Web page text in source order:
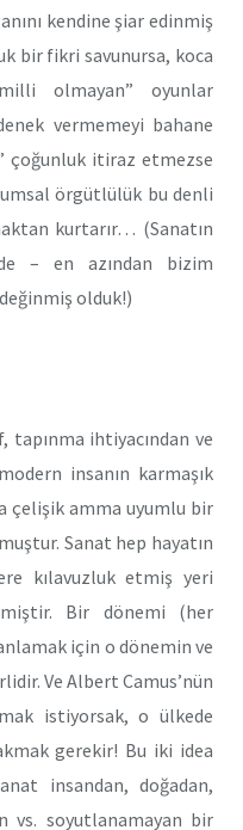
kendine şiar edinmiş
bir fikri savunursa, koca
olmayan” oyunlar
vermemeyi bahane
çoğunluk itiraz etmezse
örgütlülük bu denli
kurtarır… (Sanatın
– en azından bizim
olduk!)
tapınma ihtiyacından ve
insanın karmaşık
çelişik amma uyumlu bir
Sanat hep hayatın
kılavuzluk etmiş yeri
Bir dönemi (her
için o dönemin ve
Ve Albert Camus’nün
istiyorsak, o ülkede
gerekir! Bu iki idea
insandan, doğadan,
vs. soyutlanamayan bir